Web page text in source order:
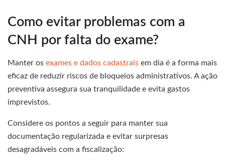
Como evitar problemas com a
CNH por falta do exame?
Manter os exames e dados cadastrais em dia é a forma mais
eficaz de reduzir riscos de bloqueios administrativos. A ação
preventiva assegura sua tranquilidade e evita gastos
imprevistos.
Considere os pontos a seguir para manter sua
documentação regularizada e evitar surpresas
desagradáveis com a fiscalização: